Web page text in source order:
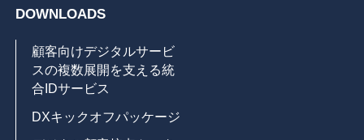
DOWNLOADS
顧客向けデジタルサービ
スの複数展開を支える統
合IDサービス
DXキックオフパッケージ